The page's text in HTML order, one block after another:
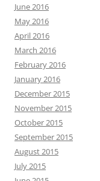
June 2016
May 2016
April 2016
March 2016
February 2016
January 2016
December 2015
November 2015
October 2015
September 2015
August 2015
July 2015